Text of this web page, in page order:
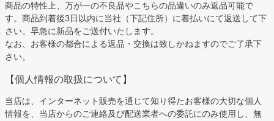
商品の特性上、万が一の不良品やこちらの品違いのみ返品可能で
す。商品到着後3日以内に当社（下記住所）に着払いにて返送して下
さい。早急に新品をご送付いたします。
なお、お客様の都合による返品・交換は致しかねますのでご了承下
さい。
【個人情報の取扱について】
当店は、インターネット販売を通じて知り得たお客様の大切な個人
情報を、当店からのご連絡及び配送業者への委託にのみ使用し、無